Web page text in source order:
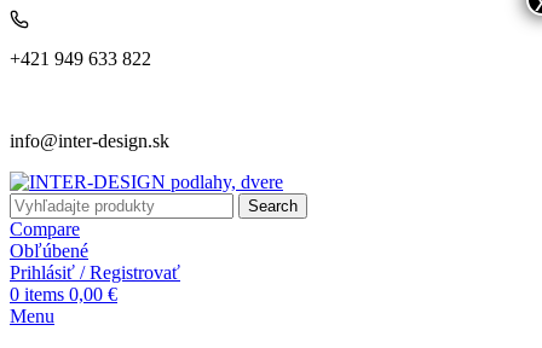
+421 949 633 822
info@inter-design.sk
Search
Compare
Obľúbené
Prihlásiť / Registrovať
0 items 0,00 €
Menu